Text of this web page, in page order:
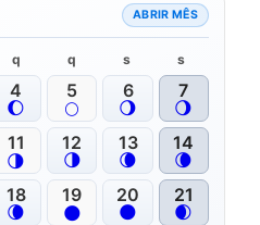
ABRIR MÊS
q q s s
4
🌔
5
🌕
6
🌖
7
🌖
11
🌗
12
🌗
13
🌘
14
🌘
18
🌘
19
🌑
20
🌑
21
🌒